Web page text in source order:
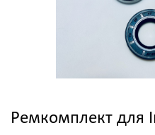
Ремкомплект для